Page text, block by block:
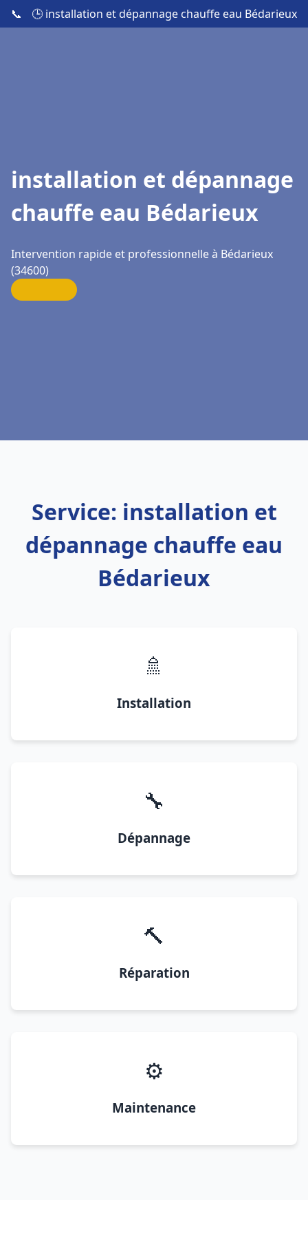
📞 🕒 installation et dépannage chauffe eau Bédarieux
installation et dépannage
chauffe eau Bédarieux
Intervention rapide et professionnelle à Bédarieux
(34600)
Service: installation et
dépannage chauffe eau
Bédarieux
🚿
Installation
🔧
Dépannage
🔨
Réparation
⚙️
Maintenance